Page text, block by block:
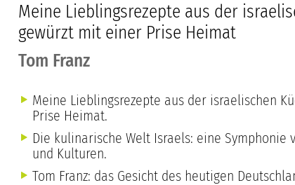
Meine Lieblingsrezepte aus der
gewürzt mit einer Prise Heimat
Tom Franz
Meine Lieblingsrezepte aus der israelischen
Prise Heimat.
Die kulinarische Welt Israels: eine Symphonie
und Kulturen.
Tom Franz: das Gesicht des heutigen